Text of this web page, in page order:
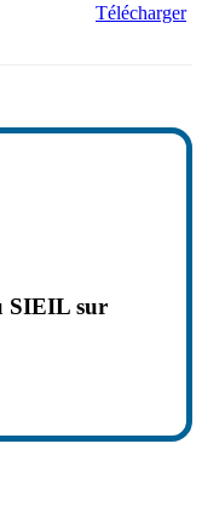
Télécharger
SIEIL sur